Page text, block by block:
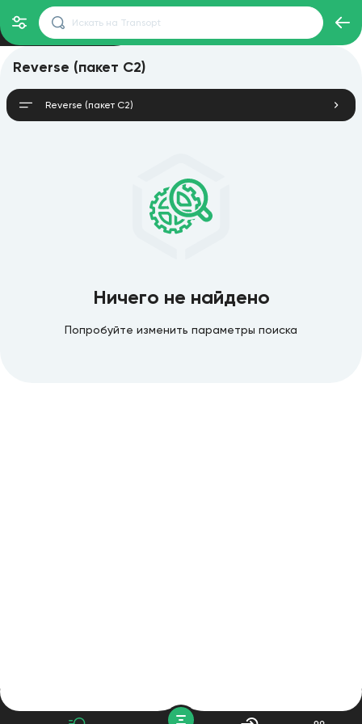
Reverse (пакет C2)
Reverse (пакет C2)
Ничего не найдено
Попробуйте изменить параметры поиска